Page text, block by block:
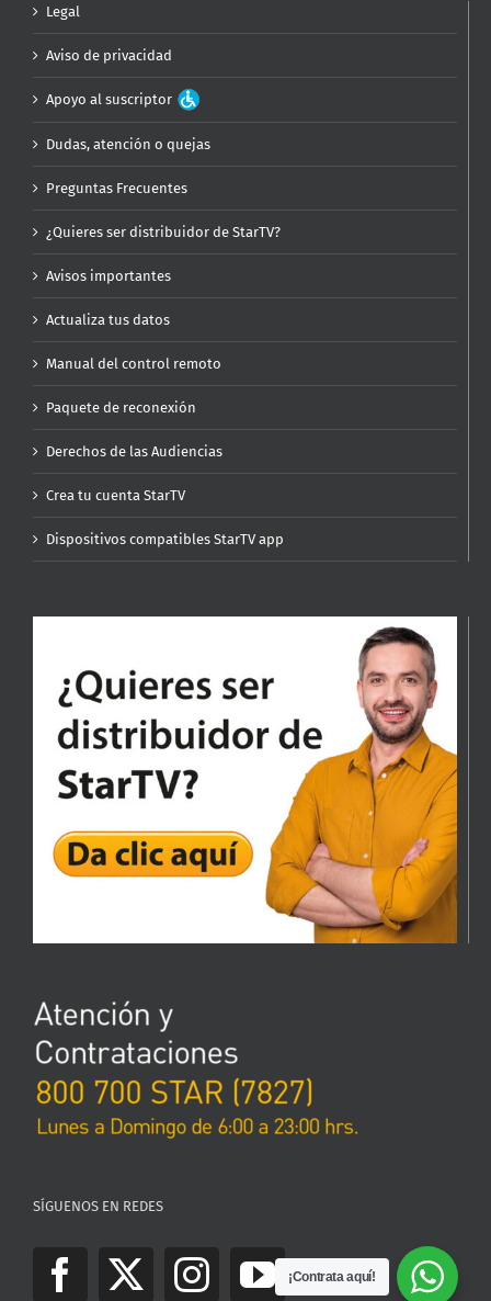
Legal
Aviso de privacidad
Apoyo al suscriptor
Dudas, atención o quejas
Preguntas Frecuentes
¿Quieres ser distribuidor de StarTV?
Avisos importantes
Actualiza tus datos
Manual del control remoto
Paquete de reconexión
Derechos de las Audiencias
Crea tu cuenta StarTV
Dispositivos compatibles StarTV app
SÍGUENOS EN REDES
¡Contrata aquí!